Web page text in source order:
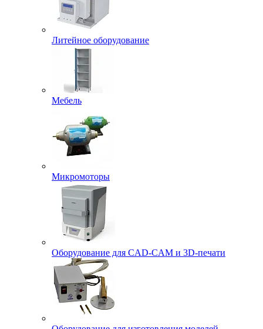
Литейное оборудование
Мебель
Микромоторы
Оборудование для CAD-CAM и 3D-печати